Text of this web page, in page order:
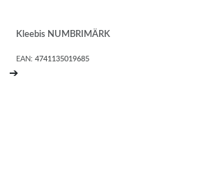
Kleebis NUMBRIMÄRK
EAN:4741135019685
➔